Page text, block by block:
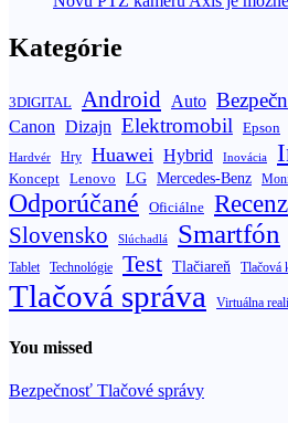
Kategórie
3DIGITAL Android Auto
Canon Dizajn Elektromobil Epson
Hardvér Hry Huawei Hybrid Inovácia
Koncept Lenovo LG Mercedes-Benz
Odporúčané Oficiálne
Slovensko Slúchadlá Smartfón
Tablet Technológie Test Tlačiareň Tlačová
Tlačová správa Virtuálna
You missed
Bezpečnosť Tlačové správy